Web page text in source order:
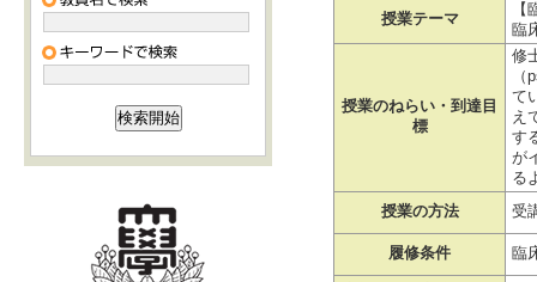
授業テーマ
臨
授業のねらい・到達目
標
修
て
え
す
が
る
授業の方法
受
履修条件 臨